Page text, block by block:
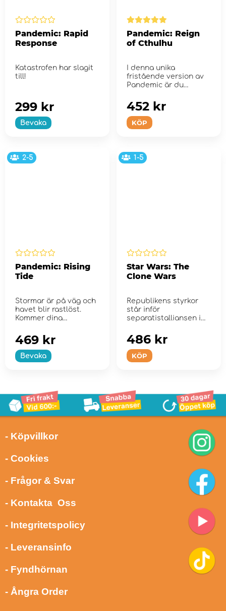
Pandemic: Rapid
Response
Katastrofen har slagit
till!
Bevaka
299 kr
Pandemic: Reign
of Cthulhu
I denna unika
fristående version av
Pandemic är du
h...
KÖP
452 kr
2-5
Pandemic: Rising
Tide
Stormar är på väg och
havet blir rastlöst.
Kommer dina
Bevaka
469 kr
1-5
Star Wars: The
Clone Wars
Republikens styrkor
står inför
separatistalliansen i
Ser...
KÖP
486 kr
- Köpvillkor
- Cookies
- Frågor & Svar
- Kontakta Oss
- Integritetspolicy
- Leveransinfo
- Fyndhörnan
- Ångra Order